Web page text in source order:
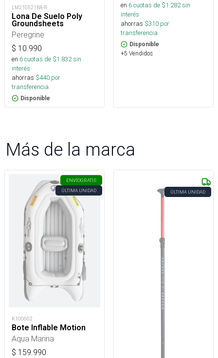
LM210521BA-R
Lona De Suelo Poly
Groundsheets
Peregrine
$ 10.990
en 6cuotas de $1.832sin
interés
ahorras $440 por
transferencia.
Disponible
en 6cuotas de $1.282sin
interés
ahorras $310 por
transferencia.
Disponible
+5 Vendidos
Más de la marca
ENVÍOGRATIS
ÚLTIMA UNIDAD
K100602
Bote Inflable Motion
Aqua Marina
$ 159.990
ÚLTIMA UNIDAD